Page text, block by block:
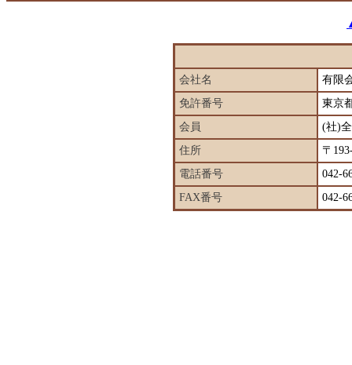
会社名
有限
免許番号
東京
会員
(社)
住所
〒
電話番号
042-
FAX番号
042-